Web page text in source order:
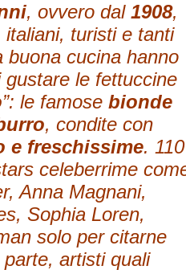
, ovvero dal 1908,
italiani, turisti e tanti
buona cucina hanno
gustare le fettuccine
”: le famose bionde
, condite con
e freschissime. 110
celeberrime
Anna Magnani,
Sophia Loren,
solo per citarne
artisti quali